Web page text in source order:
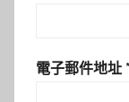
電子郵件地址 *